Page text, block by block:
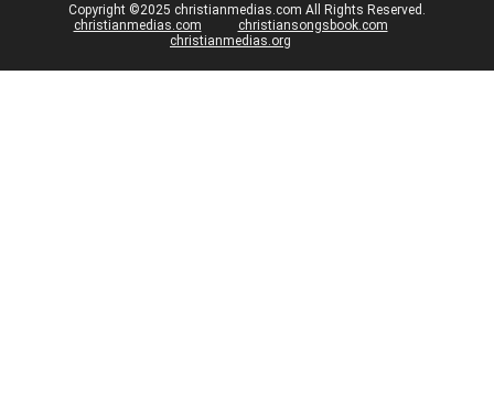
Copyright ©2025 christianmedias.com All Rights Reserved.
christianmedias.com
christiansongsbook.com
christianmedias.org